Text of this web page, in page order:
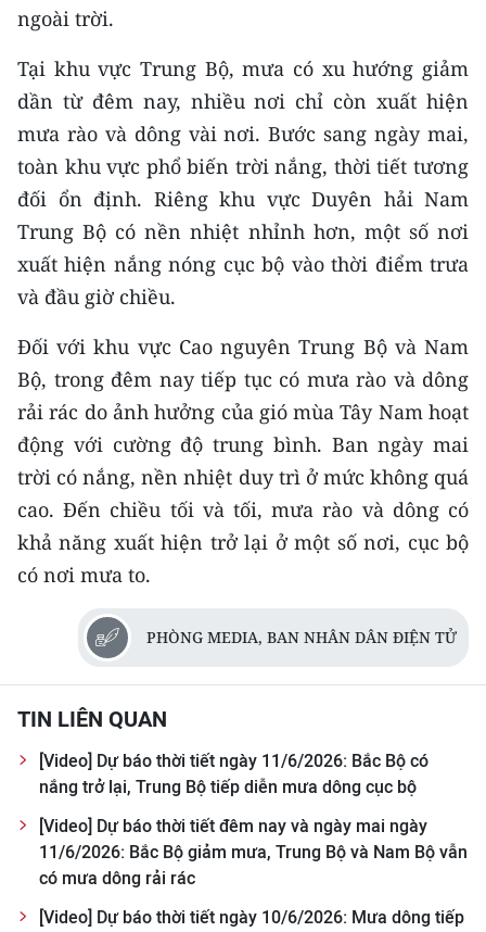
MEDIA CENTER
E-Magazine
Video
Media Chính trị
Media Kinh tế
Media Văn hóa
Media Xã hội
Media Pháp luật
Media Du lịch
Media Thế giới
Media Thể thao
Media Giáo dục
Media Y tế
Media Khoa học - Công nghệ
Media Môi trường
Ảnh
Infographic
TIN MỚI
TIN ĐỊA PHƯƠNG
ngoài trời.
Tại khu vực Trung Bộ, mưa có xu hướng giảm
dần từ đêm nay, nhiều nơi chỉ còn xuất hiện
mưa rào và dông vài nơi. Bước sang ngày mai,
toàn khu vực phổ biến trời nắng, thời tiết tương
đối ổn định. Riêng khu vực Duyên hải Nam
Trung Bộ có nền nhiệt nhỉnh hơn, một số nơi
xuất hiện nắng nóng cục bộ vào thời điểm trưa
và đầu giờ chiều.
Đối với khu vực Cao nguyên Trung Bộ và Nam
Bộ, trong đêm nay tiếp tục có mưa rào và dông
rải rác do ảnh hưởng của gió mùa Tây Nam hoạt
động với cường độ trung bình. Ban ngày mai
trời có nắng, nền nhiệt duy trì ở mức không quá
cao. Đến chiều tối và tối, mưa rào và dông có
khả năng xuất hiện trở lại ở một số nơi, cục bộ
có nơi mưa to.
PHÒNG MEDIA, BAN NHÂN DÂN ĐIỆN TỬ
TIN LIÊN QUAN
[Video] Dự báo thời tiết ngày 11/6/2026: Bắc Bộ có
nắng trở lại, Trung Bộ tiếp diễn mưa dông cục bộ
[Video] Dự báo thời tiết đêm nay và ngày mai ngày
11/6/2026: Bắc Bộ giảm mưa, Trung Bộ và Nam Bộ vẫn
có mưa dông rải rác
[Video] Dự báo thời tiết ngày 10/6/2026: Mưa dông tiếp